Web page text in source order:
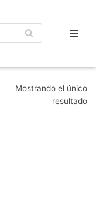
Mostrando el único
resultado